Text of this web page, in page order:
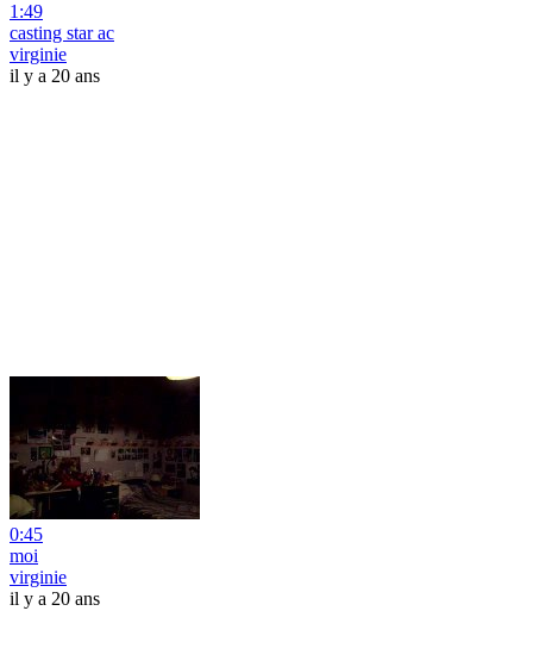
1:49
casting star ac
virginie
il y a 20 ans
0:45
moi
virginie
il y a 20 ans